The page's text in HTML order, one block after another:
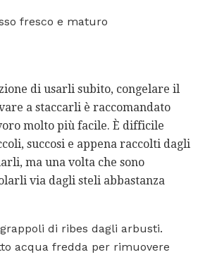
fresco e maturo
di usarli subito, congelare il
a staccarli è raccomandato
molto più facile. È difficile
succosi e appena raccolti dagli
ma una volta che sono
via dagli steli abbastanza
di ribes dagli arbusti.
acqua fredda per rimuovere